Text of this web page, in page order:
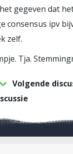
gegeven dat
consensus ipv
zelf.
Tja.
Volgende